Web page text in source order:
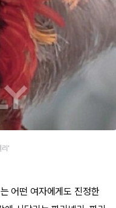
리'
어떤 여자에게도 진정한